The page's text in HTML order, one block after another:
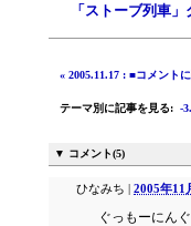
「ストーブ列車
« 2005.11.17 : ■コメント
テーマ別に記事を見る: -
▼ コメント(5)
ひなみち 2005年11
ぐっもーにんぐ